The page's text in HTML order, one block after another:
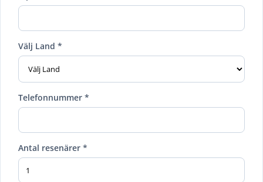
Välj Land *
Telefonnummer *
Antal resenärer *